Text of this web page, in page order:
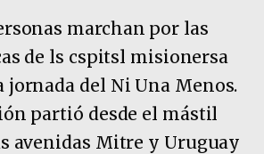
marchan por las
de ls cspitsl misionersa
jornada del Ni Una Menos.
partió desde el mástil
avenidas Mitre y Uruguay